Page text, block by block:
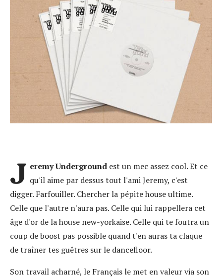
J eremy Underground est un mec assez cool. Et ce
qu'il aime par dessus tout l'ami Jeremy, c'est
digger. Farfouiller. Chercher la pépite house ultime.
Celle que l'autre n'aura pas. Celle qui lui rappellera cet
âge d'or de la house new-yorkaise. Celle qui te foutra un
coup de boost pas possible quand t'en auras ta claque
de traîner tes guêtres sur le dancefloor.
Son travail acharné, le Français le met en valeur via son